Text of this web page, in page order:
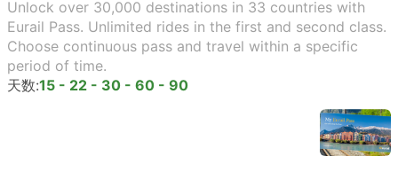
Unlock over 30,000 destinations in 33 countries with
Eurail Pass. Unlimited rides in the first and second class.
Choose continuous pass and travel within a specific
period of time.
天数:15 - 22 - 30 - 60 - 90